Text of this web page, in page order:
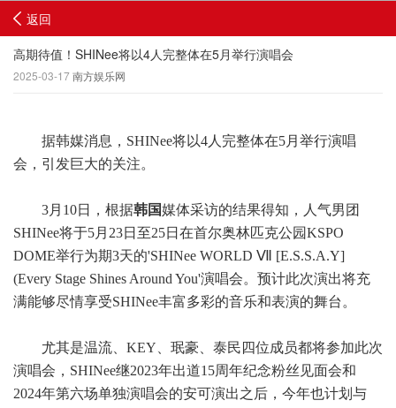
返回
高期待值！SHINee将以4人完整体在5月举行演唱会
2025-03-17南方娱乐网
据韩媒消息，SHINee将以4人完整体在5月举行演唱
会，引发巨大的关注。
3月10日，根据韩国媒体采访的结果得知，人气男团
SHINee将于5月23日至25日在首尔奥林匹克公园KSPO
DOME举行为期3天的'SHINee WORLD Ⅶ [E.S.S.A.Y]
(Every Stage Shines Around You'演唱会。预计此次演出将充
满能够尽情享受SHINee丰富多彩的音乐和表演的舞台。
尤其是温流、KEY、珉豪、泰民四位成员都将参加此次
演唱会，SHINee继2023年出道15周年纪念粉丝见面会和
2024年第六场单独演唱会的安可演出之后，今年也计划与